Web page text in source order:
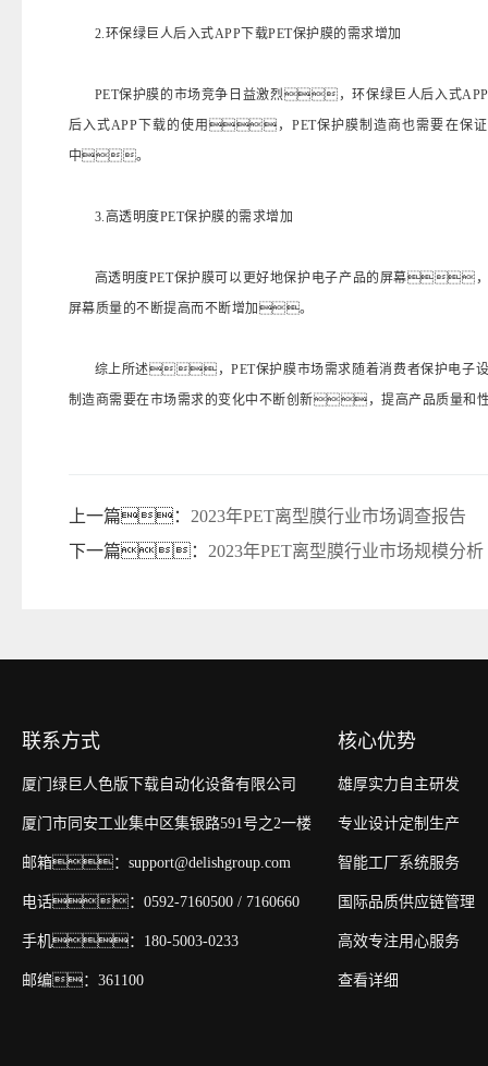
2.环保绿巨人后入式APP下载PET保护膜的需求增加
PET保护膜的市场竞争日益激烈，环保绿巨人后入式
后入式APP下载的使用，PET保护膜制造商也需要在保
中。
3.高透明度PET保护膜的需求增加
高透明度PET保护膜可以更好地保护电子产品的屏幕
屏幕质量的不断提高而不断增加。
综上所述，PET保护膜市场需求随着消费者保护电子
制造商需要在市场需求的变化中不断创新，提高产品质量
上一篇： 2023年PET离型膜行业市场调查报告
下一篇： 2023年PET离型膜行业市场规模分析
联系方式
厦门绿巨人色版下载自动化设备有限公司
厦门市同安工业集中区集银路591号之2一楼
邮箱：support@delishgroup.com
电话：0592-7160500 / 7160660
手机：180-5003-0233
邮编：361100
核心优势
雄厚实力自主研发
专业设计定制生产
智能工厂系统服务
国际品质供应链管理
高效专注用心服务
查看详细